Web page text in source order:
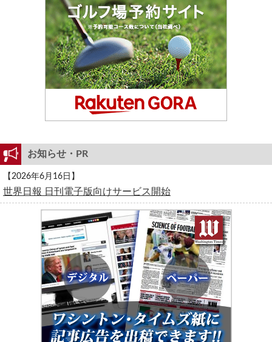
お知らせ・PR
【2026年6月16日】
世界日報 日刊電子版向けサービス開始